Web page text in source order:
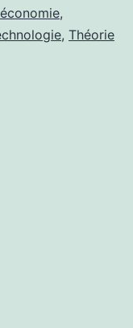
économie,
, Théorie